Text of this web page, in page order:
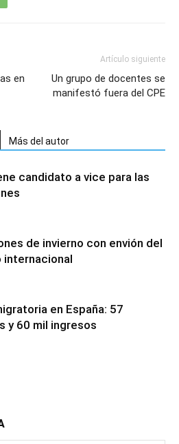
en
Artículo siguiente
Un grupo de docentes se
manifestó fuera del CPE
Más del autor
candidato a vice para las
de invierno con envión del
internacional
en España: 57
y 60 mil ingresos